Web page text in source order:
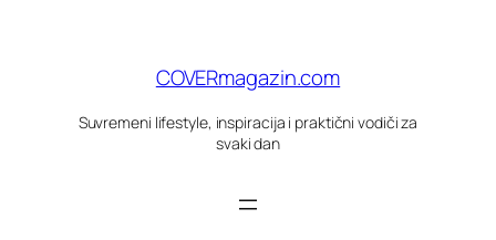
COVERmagazin.com
Suvremeni lifestyle, inspiracija i praktični vodiči za
svaki dan